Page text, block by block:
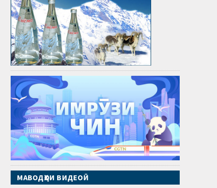
МАВОДҲОИ ВИДЕОӢ